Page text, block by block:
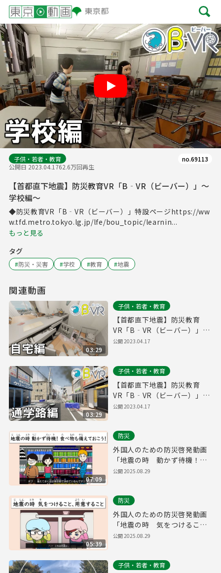
Play
子供・若者・教育
公開日 2023.04.1762.6万回再生
no.69113
【首都直下地震】防災教育VR「B‐VR（ビーバー）」～
学校編～
◆防災教育VR「B‐VR（ビーバー）」特設ページhttps://ww
w.tfd.metro.tokyo.lg.jp/lfe/bou_topic/learnin...
もっと見る
タグ
#防災・災害 #学校 #教育 #地震
関連動画
03:29
子供・若者・教育
【首都直下地震】防災教育
VR「B‐VR（ビーバー）」～
自宅編～
公開2023.04.17
03:29
子供・若者・教育
【首都直下地震】防災教育
VR「B‐VR（ビーバー）」～
通学路編～
公開2023.04.17
07:09
防災
外国人のための防災啓発動画
「地震の時 動かず待機！
食べ物も備えておこう！」
公開2025.08.29
05:39
防災
外国人のための防災啓発動画
「地震の時 気をつけるこ
と、用意すること」
公開2025.08.29
子供・若者・教育